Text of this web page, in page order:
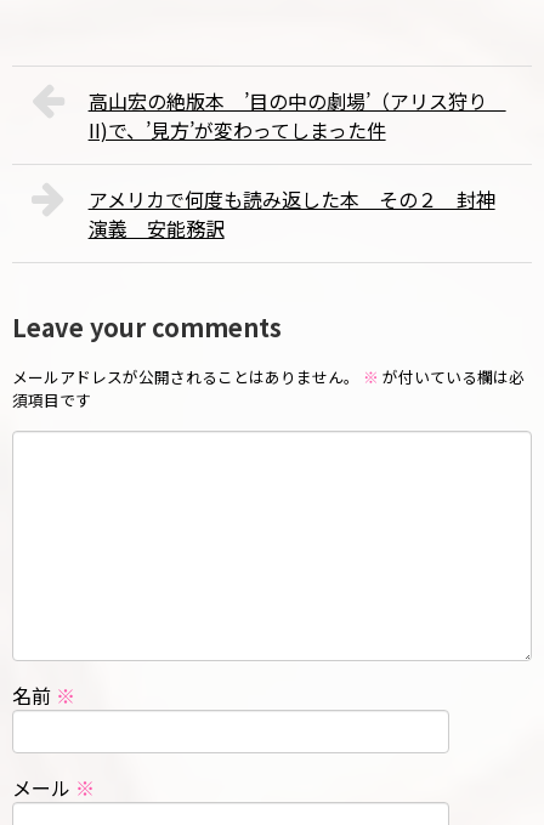
高山宏の絶版本 ’目の中の劇場’（アリス狩り
II)で、’見方’が変わってしまった件
アメリカで何度も読み返した本 その２ 封神
演義 安能務訳
Leave your comments
メールアドレスが公開されることはありません。 ※ が付いている欄は必
須項目です
名前 ※
メール ※